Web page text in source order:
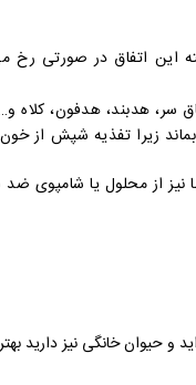
این اتفاق در صورتی
سر، هدبند، هدفون، کلاه
زیرا تفذیه شپش از
از محلول یا شامپوی
و حیوان خانگی نیز دارید